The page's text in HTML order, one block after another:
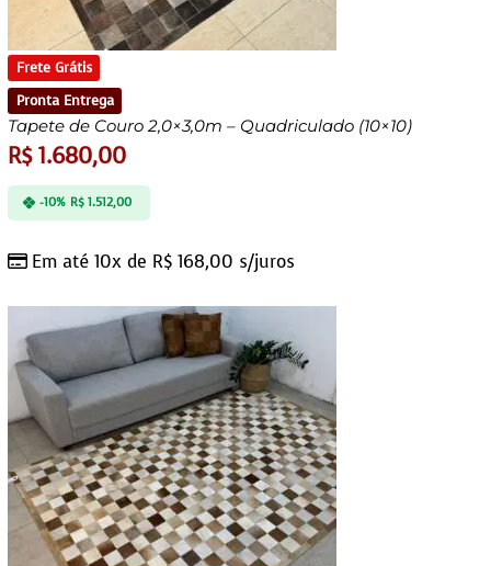
Frete Grátis
Pronta Entrega
Tapete de Couro 2,0×3,0m – Quadriculado (10×10)
R$1.680,00
Em até 10x de R$ 168,00 s/juros
-10% R$1.512,00